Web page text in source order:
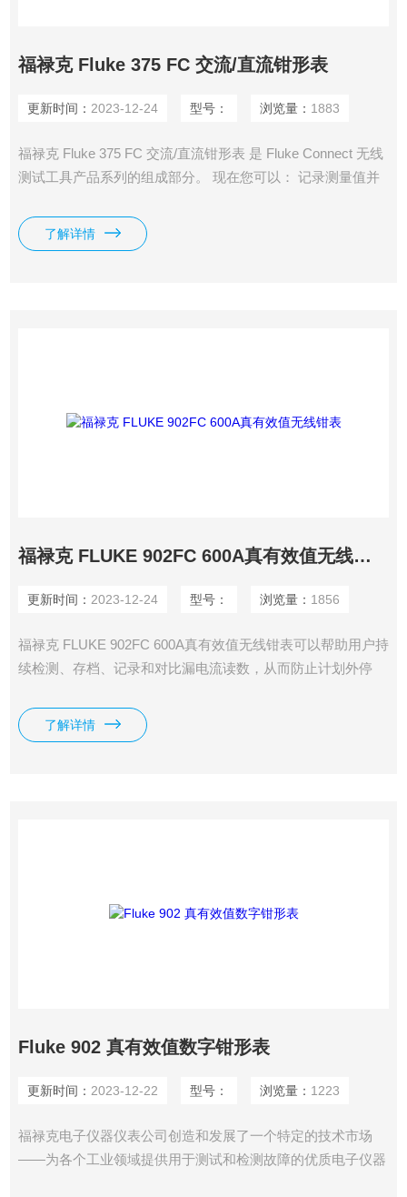
福禄克 Fluke 375 FC 交流/直流钳形表
更新时间： 2023-12-24 型号： 浏览量： 1883
福禄克 Fluke 375 FC 交流/直流钳形表 是 Fluke Connect 无线
测试工具产品系列的组成部分。 现在您可以： 记录测量值并
Measurements 应用程序无线传输结果 在现场创建并发出报告
通过蓝牙连接到 Apple 和 Android 设备，远离弧闪区域，确保
了解详情
福禄克 FLUKE 902FC 600A真有效值无线钳表
更新时间： 2023-12-24 型号： 浏览量： 1856
福禄克 FLUKE 902FC 600A真有效值无线钳表可以帮助用户持
续检测、存档、记录和对比漏电流读数，从而防止计划外停
设备从生产线上拆下。
了解详情
Fluke 902 真有效值数字钳形表
更新时间： 2023-12-22 型号： 浏览量： 1223
福禄克电子仪器仪表公司创造和发展了一个特定的技术市场
——为各个工业领域提供用于测试和检测故障的优质电子仪器